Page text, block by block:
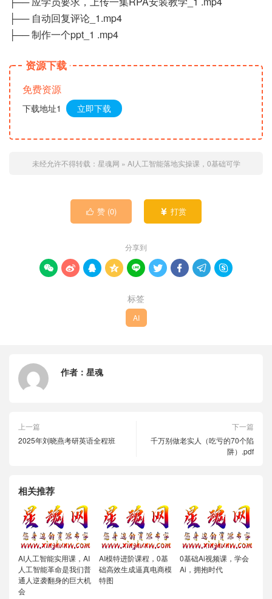
├── 自动回复评论_1.mp4
├── 制作一个ppt_1 .mp4
资源下载
免费资源
下载地址1 立即下载
未经允许不得转载： 星魂网 » AI人工智能落地实操课，0基础可学
 赞 (0)  打赏
分享到
        
标签
AI
作者： 星魂
上一篇
2025年刘晓燕考研英语全程班
下一篇
千万别做老实人（吃亏的70个陷
阱）.pdf
相关推荐
AI人工智能实用课，AI
人工智能革命是我们普
通人逆袭翻身的巨大机
会
AI模特进阶课程，0基
础高效生成逼真电商模
特图
0基础Ai视频课，学会
Ai，拥抱时代